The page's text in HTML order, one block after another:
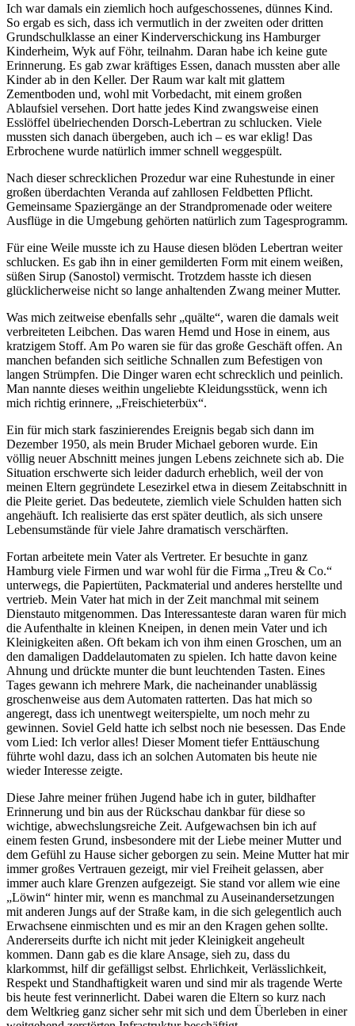
Ich war damals ein ziemlich hoch aufgeschossenes, dünnes Kind.
So ergab es sich, dass ich vermutlich in der zweiten oder dritten
Grundschulklasse an einer Kinderverschickung ins Hamburger
Kinderheim, Wyk auf Föhr, teilnahm. Daran habe ich keine gute
Erinnerung. Es gab zwar kräftiges Essen, danach mussten aber alle
Kinder ab in den Keller. Der Raum war kalt mit glattem
Zementboden und, wohl mit Vorbedacht, mit einem großen
Ablaufsiel versehen. Dort hatte jedes Kind zwangsweise einen
Esslöffel übelriechenden Dorsch-Lebertran zu schlucken. Viele
mussten sich danach übergeben, auch ich – es war eklig! Das
Erbrochene wurde natürlich immer schnell weggespült.
Nach dieser schrecklichen Prozedur war eine Ruhestunde in einer
großen überdachten Veranda auf zahllosen Feldbetten Pflicht.
Gemeinsame Spaziergänge an der Strandpromenade oder weitere
Ausflüge in die Umgebung gehörten natürlich zum Tagesprogramm.
Für eine Weile musste ich zu Hause diesen blöden Lebertran weiter
schlucken. Es gab ihn in einer gemilderten Form mit einem weißen,
süßen Sirup (Sanostol) vermischt. Trotzdem hasste ich diesen
glücklicherweise nicht so lange anhaltenden Zwang meiner Mutter.
Was mich zeitweise ebenfalls sehr quälte , waren die damals weit
verbreiteten Leibchen. Das waren Hemd und Hose in einem, aus
kratzigem Stoff. Am Po waren sie für das große Geschäft offen. An
manchen befanden sich seitliche Schnallen zum Befestigen von
langen Strümpfen. Die Dinger waren echt schrecklich und peinlich.
Man nannte dieses weithin ungeliebte Kleidungsstück, wenn ich
mich richtig erinnere,
Freischieterbüx .
Ein für mich stark faszinierendes Ereignis begab sich dann im
Dezember 1950, als mein Bruder Michael geboren wurde. Ein
völlig neuer Abschnitt meines jungen Lebens zeichnete sich ab. Die
Situation erschwerte sich leider dadurch erheblich, weil der von
meinen Eltern gegründete Lesezirkel etwa in diesem Zeitabschnitt in
die Pleite geriet. Das bedeutete, ziemlich viele Schulden hatten sich
angehäuft. Ich realisierte das erst später deutlich, als sich unsere
Lebensumstände für viele Jahre dramatisch verschärften.
Fortan arbeitete mein Vater als Vertreter. Er besuchte in ganz
Hamburg viele Firmen und war wohl für die Firma
Treu & Co.
unterwegs, die Papiertüten, Packmaterial und anderes herstellte und
vertrieb. Mein Vater hat mich in der Zeit manchmal mit seinem
Dienstauto mitgenommen. Das Interessanteste daran waren für mich
die Aufenthalte in kleinen Kneipen, in denen mein Vater und ich
Kleinigkeiten aßen. Oft bekam ich von ihm einen Groschen, um an
den damaligen Daddelautomaten zu spielen. Ich hatte davon keine
Ahnung und drückte munter die bunt leuchtenden Tasten. Eines
Tages gewann ich mehrere Mark, die nacheinander unablässig
groschenweise aus dem Automaten ratterten. Das hat mich so
angeregt, dass ich unentwegt weiterspielte, um noch mehr zu
gewinnen. Soviel Geld hatte ich selbst noch nie besessen. Das Ende
vom Lied: Ich verlor alles! Dieser Moment tiefer Enttäuschung
führte wohl dazu, dass ich an solchen Automaten bis heute nie
wieder Interesse zeigte.
Diese Jahre meiner frühen Jugend habe ich in guter, bildhafter
Erinnerung und bin aus der Rückschau dankbar für diese so
wichtige, abwechslungsreiche Zeit. Aufgewachsen bin ich auf
einem festen Grund, insbesondere mit der Liebe meiner Mutter und
dem Gefühl zu Hause sicher geborgen zu sein. Meine Mutter hat mir
immer großes Vertrauen gezeigt, mir viel Freiheit gelassen, aber
immer auch klare Grenzen aufgezeigt. Sie stand vor allem wie eine
Löwin
hinter mir, wenn es manchmal zu Auseinandersetzungen
mit anderen Jungs auf der Straße kam, in die sich gelegentlich auch
Erwachsene einmischten und es mir an den Kragen gehen sollte.
Andererseits durfte ich nicht mit jeder Kleinigkeit angeheult
kommen. Dann gab es die klare Ansage, sieh zu, dass du
klarkommst, hilf dir gefälligst selbst. Ehrlichkeit, Verlässlichkeit,
Respekt und Standhaftigkeit waren und sind mir als tragende Werte
bis heute fest verinnerlicht. Dabei waren die Eltern so kurz nach
dem Weltkrieg ganz sicher sehr mit sich und dem Überleben in einer